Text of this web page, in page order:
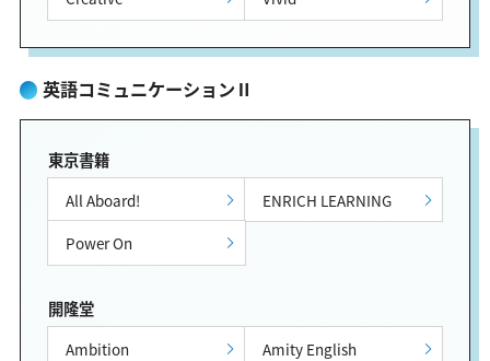
英語コミュニケーションⅡ
東京書籍
All Aboard!
ENRICH LEARNING
Power On
開隆堂
Ambition
Amity English